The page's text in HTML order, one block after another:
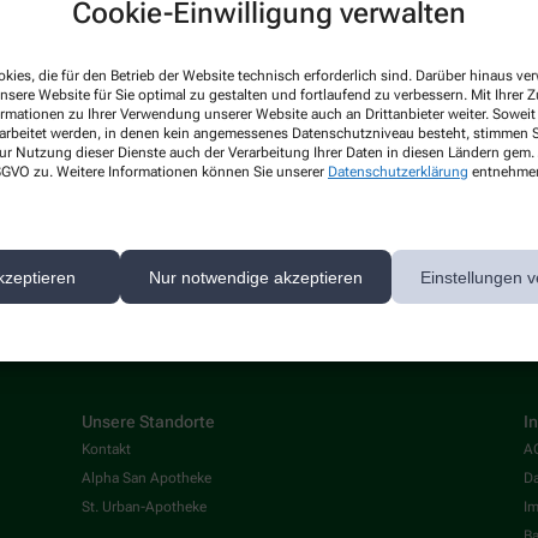
Cookie-Einwilligung verwalten
die für den Betrieb der Website technisch erforderlich sind. Darüber hinaus
Website für Sie optimal zu gestalten und fortlaufend zu verbessern. Mit Ihrer
zu Ihrer Verwendung unserer Website auch an Drittanbieter weiter. Soweit
werden, in denen kein angemessenes Datenschutzniveau besteht, stimmen
Nutzung dieser Dienste auch der Verarbeitung Ihrer Daten in diesen Ländern
zu. Weitere Informationen können Sie unserer Datenschutzerklärung
Nur notwendige akzeptieren Einstellungen
Unsere Standorte
Kontakt
Alpha San Apotheke
St. Urban-Apotheke